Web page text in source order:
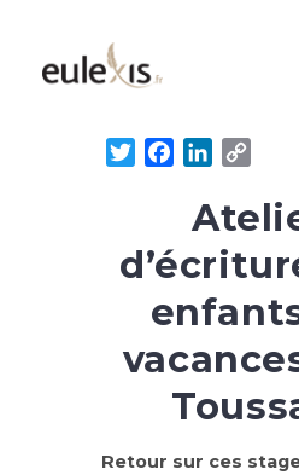
t
b
o
k
n
k
e
d
n
p
y
L
n
k
Retour sur ces